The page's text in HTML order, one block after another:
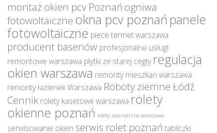
montaż okien pcv Poznań ogniwa
fotowoltaiczne okna pcv poznań panele
fotowoltaiczne piece termet warszawa
producent basenów profesjonalne usługi
remontowe warszawa płytki ze starej cegły regulacja
okien warszawa remonty mieszkań warszawa
remonty łazienek Warszawa Roboty ziemne Łódź
Cennik rolety kasetowe warszawa rolety
okienne poznań rolety zewnętrzne warszawa
serwisowanie okien serwis rolet poznań tabliczki